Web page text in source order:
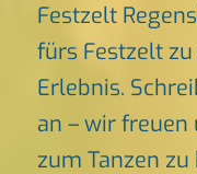
Festzelt
fürs Festzelt
Erlebnis.
an – wir freuen
zum Tanzen